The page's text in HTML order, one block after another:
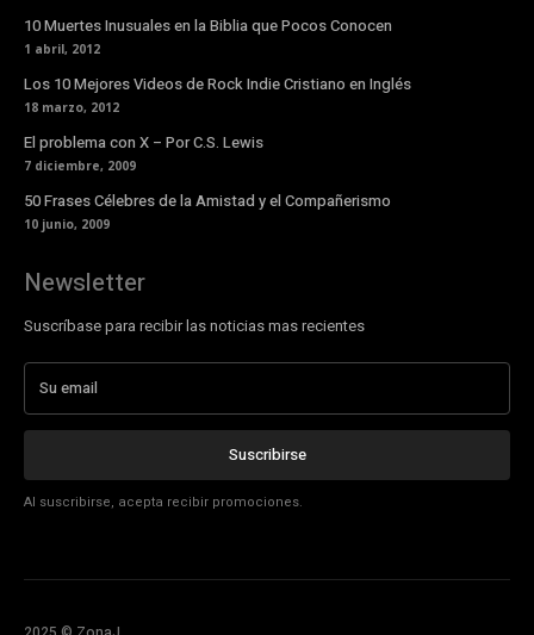
10 Muertes Inusuales en la Biblia que Pocos Conocen
1 abril, 2012
Los 10 Mejores Videos de Rock Indie Cristiano en Inglés
18 marzo, 2012
El problema con X – Por C.S. Lewis
7 diciembre, 2009
50 Frases Célebres de la Amistad y el Compañerismo
10 junio, 2009
Newsletter
Suscríbase para recibir las noticias mas recientes
Suscribirse
Al suscribirse, acepta recibir promociones.